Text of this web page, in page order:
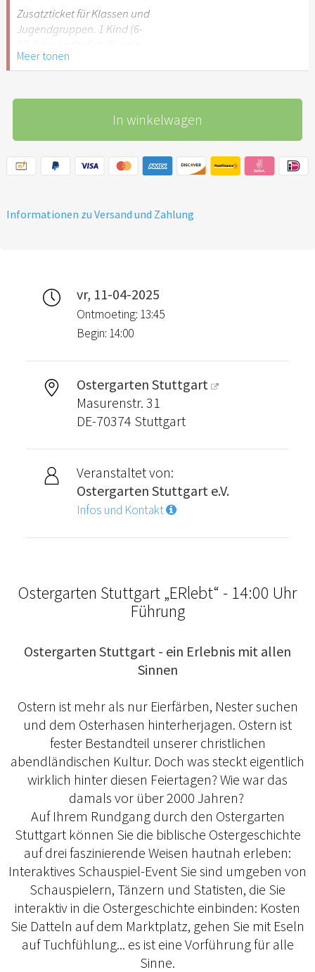
Stuttgart nicht
empfehlenswert.
Zusatzticket für Klassen und
Jugendgruppen. 1 Kind (6-
Schülerausweis.
empfehlenswert.
Meer tonen
In winkelwagen
Informationen zu Versand und Zahlung
vr, 11-04-2025
Ontmoeting: 13:45
Begin: 14:00
Ostergarten Stuttgart
Masurenstr. 31
DE-70374 Stuttgart
Veranstaltet von:
Ostergarten Stuttgart e.V.
Infos und Kontakt
Ostergarten Stuttgart „ERlebt“ - 14:00 Uhr
Führung
Ostergarten Stuttgart - ein Erlebnis mit allen
Sinnen
Ostern ist mehr als nur Eierfärben, Nester suchen
und dem Osterhasen hinterherjagen. Ostern ist
fester Bestandteil unserer christlichen
abendländischen Kultur. Doch was steckt eigentlich
wirklich hinter diesen Feiertagen? Wie war das
damals vor über 2000 Jahren?
Auf Ihrem Rundgang durch den Ostergarten
Stuttgart können Sie die biblische Ostergeschichte
auf drei faszinierende Weisen hautnah erleben:
Interaktives Schauspiel-Event Sie sind umgeben von
Schauspielern, Tänzern und Statisten, die Sie
interaktiv in die Ostergeschichte einbinden: Kosten
Sie Datteln auf dem Marktplatz, gehen Sie mit Eseln
auf Tuchfühlung... es ist eine Vorführung für alle
Sinne.